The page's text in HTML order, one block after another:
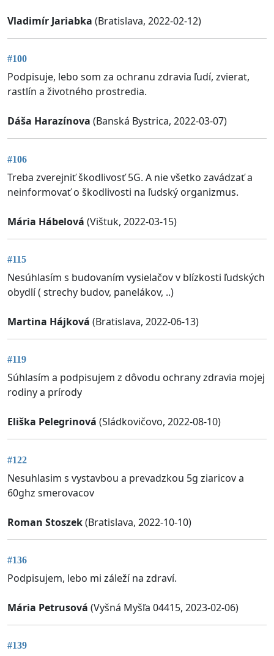
Vladimír Jariabka (Bratislava, 2022-02-12)
#100
Podpisuje, lebo som za ochranu zdravia ľudí, zvierat,
rastlín a životného prostredia.
Dáša Harazínova (Banská Bystrica, 2022-03-07)
#106
Treba zverejniť škodlivosť 5G. A nie všetko zavádzať a
neinformovať o škodlivosti na ľudský organizmus.
Mária Hábelová (Vištuk, 2022-03-15)
#115
Nesúhlasím s budovaním vysielačov v blízkosti ľudských
obydlí ( strechy budov, panelákov, ..)
Martina Hájková (Bratislava, 2022-06-13)
#119
Súhlasím a podpisujem z dôvodu ochrany zdravia mojej
rodiny a prírody
Eliška Pelegrinová (Sládkovičovo, 2022-08-10)
#122
Nesuhlasim s vystavbou a prevadzkou 5g ziaricov a
60ghz smerovacov
Roman Stoszek(Bratislava, 2022-10-10)
#136
Podpisujem, lebo mi záleží na zdraví.
Mária Petrusová (Vyšná Myšľa 04415, 2023-02-06)
#139